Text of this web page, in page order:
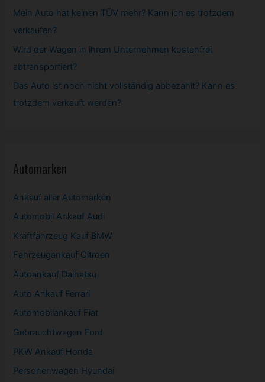
Mein Auto hat keinen TÜV mehr? Kann ich es trotzdem
verkaufen?
Wird der Wagen in ihrem Unternehmen kostenfrei
abtransportiert?
Das Auto ist noch nicht vollständig abbezahlt? Kann es
trotzdem verkauft werden?
Automarken
Ankauf aller Automarken
Automobil Ankauf Audi
Kraftfahrzeug Kauf BMW
Fahrzeugankauf Citroen
Autoankauf Daihatsu
Auto Ankauf Ferrari
Automobilankauf Fiat
Gebrauchtwagen Ford
PKW Ankauf Honda
Personenwagen Hyundai